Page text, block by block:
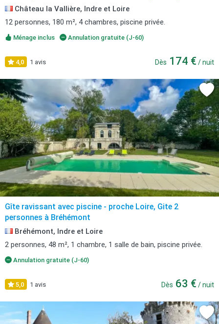
Château la Vallière, Indre et Loire
12 personnes, 180 m², 4 chambres, piscine privée.
Ménage inclus Annulation gratuite (J-60)
4,0 1 avis Dès 174 € / nuit
Gîte ravissant avec piscine - proche Loire, Gite 2
personnes à Bréhémont
Bréhémont, Indre et Loire
2 personnes, 48 m², 1 chambre, 1 salle de bain, piscine privée.
Annulation gratuite (J-60)
5,0 1 avis Dès 63 € / nuit